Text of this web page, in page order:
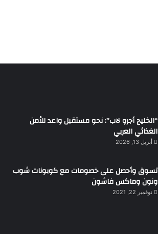
“الخليج أجرو لاب”: نحو مستقبل واعد للأمن
الغذائي العربي
أبريل 13, 2026
تسوق وأحصل على خصومات مع كوبونات شوب
ونون وماكس فاشون
نوفمبر 22, 2021